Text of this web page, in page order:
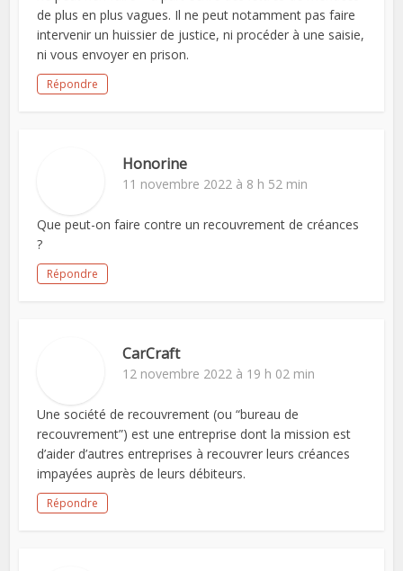
de plus en plus vagues. Il ne peut notamment pas faire
intervenir un huissier de justice, ni procéder à une saisie,
ni vous envoyer en prison.
Répondre
Honorine
11 novembre 2022 à 8 h 52 min
Que peut-on faire contre un recouvrement de créances
?
Répondre
CarCraft
12 novembre 2022 à 19 h 02 min
Une société de recouvrement (ou “bureau de
recouvrement”) est une entreprise dont la mission est
d’aider d’autres entreprises à recouvrer leurs créances
impayées auprès de leurs débiteurs.
Répondre